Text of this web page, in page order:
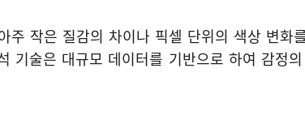
주 작은 질감의 차이나 픽셀 단위의 색상 변화
기술은 대규모 데이터를 기반으로 하여 감정